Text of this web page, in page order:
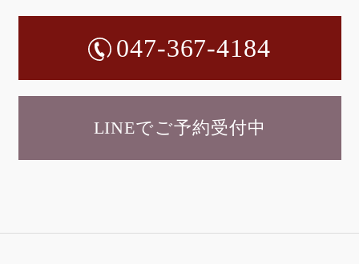
047-367-4184
LINEでご予約受付中